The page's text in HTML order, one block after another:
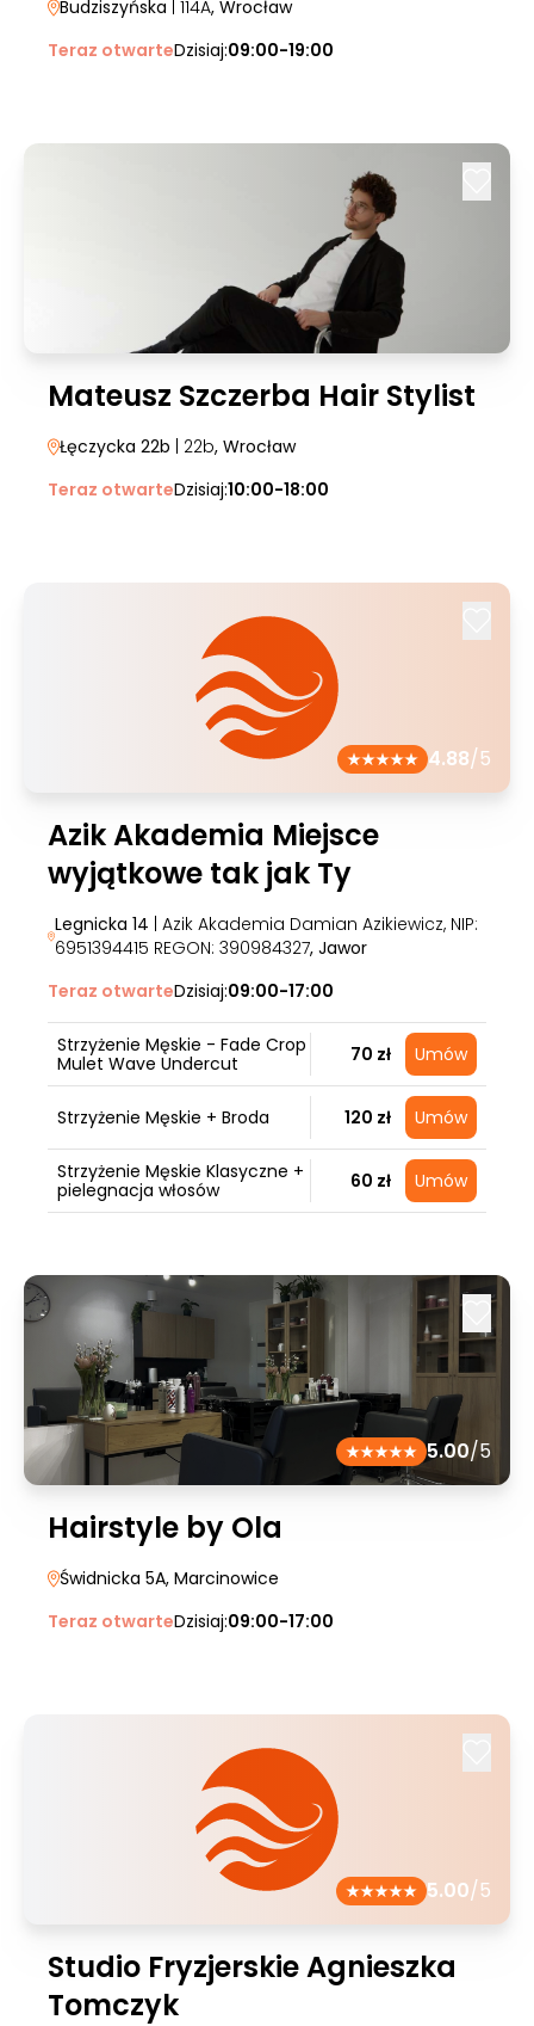
Budziszyńska | 114A, Wrocław
Teraz otwarteDzisiaj:09:00-19:00
Mateusz Szczerba Hair Stylist
Łęczycka 22b | 22b, Wrocław
Teraz otwarteDzisiaj:10:00-18:00
4.88/5
Azik Akademia Miejsce
wyjątkowe tak jak Ty
Legnicka 14 | Azik Akademia Damian Azikiewicz, NIP:
6951394415 REGON: 390984327, Jawor
Teraz otwarteDzisiaj:09:00-17:00
Strzyżenie Męskie - Fade Crop
Mulet Wave Undercut
70 zł Umów
Strzyżenie Męskie + Broda 120 zł Umów
Strzyżenie Męskie Klasyczne +
pielegnacja włosów
60 zł Umów
5.00/5
Hairstyle by Ola
Świdnicka 5A, Marcinowice
Teraz otwarteDzisiaj:09:00-17:00
5.00/5
Studio Fryzjerskie Agnieszka
Tomczyk